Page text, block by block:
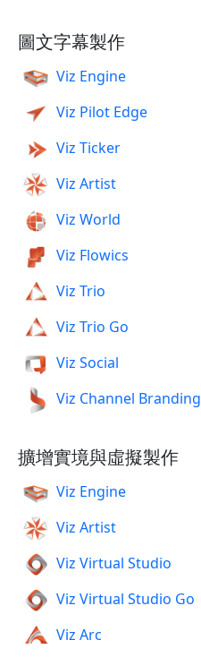
圖文字幕製作
Viz Engine
Viz Pilot Edge
Viz Ticker
Viz Artist
Viz World
Viz Flowics
Viz Trio
Viz Trio Go
Viz Social
Viz Channel Branding
擴增實境與虛擬製作
Viz Engine
Viz Artist
Viz Virtual Studio
Viz Virtual Studio Go
Viz Arc